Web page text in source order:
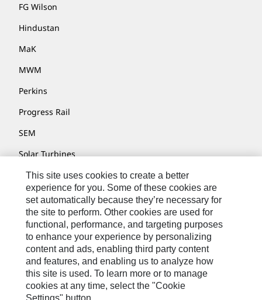
FG Wilson
Hindustan
MaK
MWM
Perkins
Progress Rail
SEM
Solar Turbines
SPM Oil & Gas
Turner Powertrain Systems
Contact
Site Map
Cookie Settings
This site uses cookies to create a better
experience for you. Some of these cookies are
set automatically because they’re necessary for
the site to perform. Other cookies are used for
functional, performance, and targeting purposes
to enhance your experience by personalizing
content and ads, enabling third party content
and features, and enabling us to analyze how
this site is used. To learn more or to manage
cookies at any time, select the "Cookie
Settings" button.